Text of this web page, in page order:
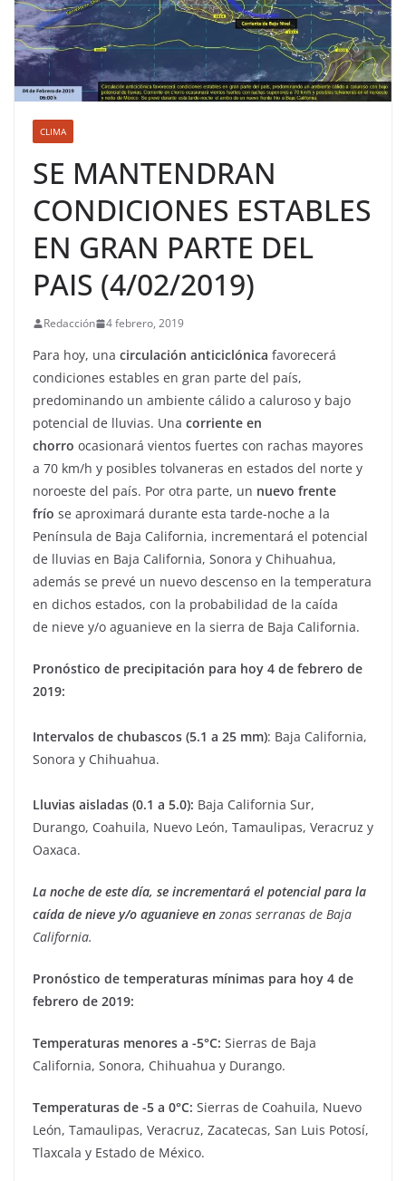
CLIMA
SE MANTENDRAN
CONDICIONES ESTABLES
EN GRAN PARTE DEL
PAIS (4/02/2019)
Redacción 4 febrero, 2019
Para hoy, una circulación anticiclónica favorecerá
condiciones estables en gran parte del país,
predominando un ambiente cálido a caluroso y bajo
potencial de lluvias. Una corriente en
chorro ocasionará vientos fuertes con rachas mayores
a 70 km/h y posibles tolvaneras en estados del norte y
noroeste del país. Por otra parte, un nuevo frente
frío se aproximará durante esta tarde-noche a la
Península de Baja California, incrementará el potencial
de lluvias en Baja California, Sonora y Chihuahua,
además se prevé un nuevo descenso en la temperatura
en dichos estados, con la probabilidad de la caída
de nieve y/o aguanieve en la sierra de Baja California.
Pronóstico de precipitación para hoy 4 de febrero de
2019:
Intervalos de chubascos (5.1 a 25 mm): Baja California,
Sonora y Chihuahua.
Lluvias aisladas (0.1 a 5.0): Baja California Sur,
Durango, Coahuila, Nuevo León, Tamaulipas, Veracruz y
Oaxaca.
La noche de este día, se incrementará el potencial para la
caída de nieve y/o aguanieve en zonas serranas de Baja
California.
Pronóstico de temperaturas mínimas para hoy 4 de
febrero de 2019:
Temperaturas menores a -5°C: Sierras de Baja
California, Sonora, Chihuahua y Durango.
Temperaturas de -5 a 0°C: Sierras de Coahuila, Nuevo
León, Tamaulipas, Veracruz, Zacatecas, San Luis Potosí,
Tlaxcala y Estado de México.